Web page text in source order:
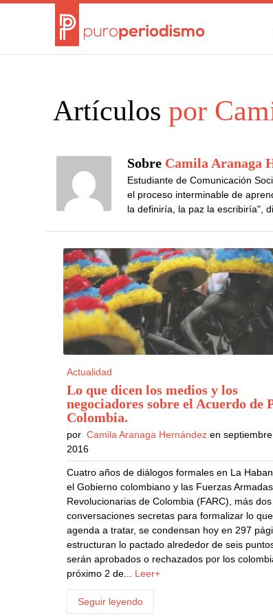
Artículos por
Sobre Camila Aranaga
Estudiante de Comunicación
el proceso interminable de
la definiría, la paz la escribiría",
Actualidad
Lo que dicen los medios y los
negociadores sobre el Acuerdo de
Colombia.
porCamila Aranaga Hernández en septiembre
2016
Cuatro años de diálogos formales en La
el Gobierno colombiano y las Fuerzas Armadas
Revolucionarias de Colombia (FARC), más
conversaciones secretas para formalizar lo
agenda a tratar, se condensan hoy en 297
estructuran lo pactado alrededor de seis
serán aprobados o rechazados por los
próximo 2 de... Leer+
Seguir leyendo